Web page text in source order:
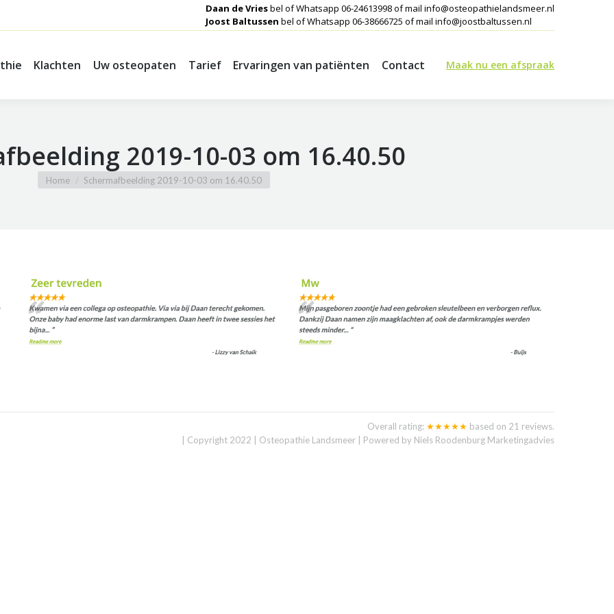
Daan de Vriesbel of Whatsapp 06-24613998 of mail info@osteopathielandsmeer.nl
Joost Baltussen bel of Whatsapp 06-38666725 of mail info@joostbaltussen.nl
Klachten Uw osteopaten Tarief Ervaringen van patiënten Contact Maak nu een afspraak
2019-10-03 om 16.40.50
Je bent hier:
Home Schermafbeelding 2019-10-03 om 16.40.50
Overall rating: ★★★★★ based on 21 reviews.
| Copyright 2022 | Osteopathie Landsmeer | Powered by Niels Roodenburg Marketingadvies
Klachten Uw osteopaten Tarief Ervaringen van patiënten Contact Maak nu een afspraak